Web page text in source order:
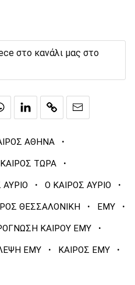
στο κανάλι μας στο
ΑΘΗΝΑ ·
ΚΑΙΡΟΣ ΤΩΡΑ ·
ΑΥΡΙΟ · Ο ΚΑΙΡΟΣ ΑΥΡΙΟ ·
ΘΕΣΣΑΛΟΝΙΚΗ · ΕΜΥ ·
ΚΑΙΡΟΥ ΕΜΥ ·
ΕΜΥ · ΚΑΙΡΟΣ ΕΜΥ ·